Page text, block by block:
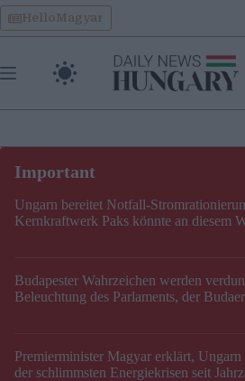
Skip
to
content
HelloMagyar
Ungarn bereitet Notfall-
Kernkraftwerk Paks könnte an diesem
Budapester Wahrzeichen werden
Beleuchtung des Parlaments, der
Premierminister Magyar erklärt, Ungarn
der schlimmsten Energiekrisen seit